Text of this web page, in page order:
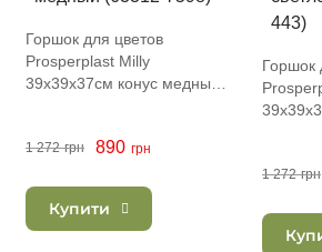
Горшок для цветов
Prosperplast Milly
39х39х37см конус медный
1 272 грн 890 грн
Купити
Горшок
1 272 грн